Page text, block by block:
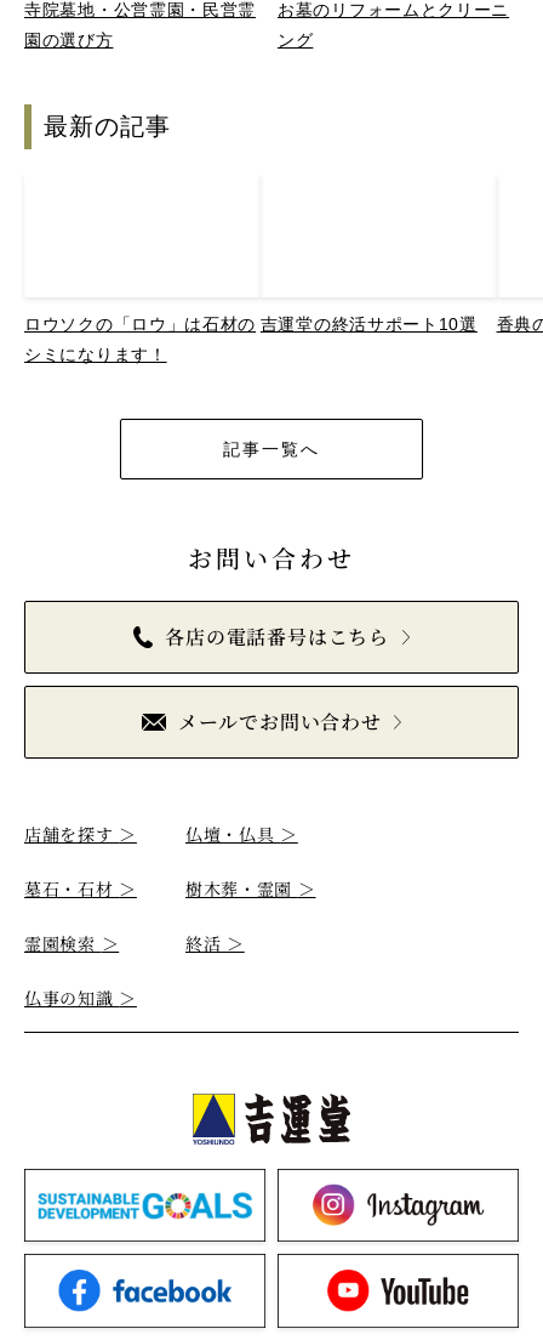
寺院墓地・公営霊園・民営霊
園の選び方
お墓のリフォームとクリーニ
ング
最新の記事
ロウソクの「ロウ」は石材の
シミになります！
吉運堂の終活サポート10選 香典
記事一覧へ
お問い合わせ
各店の電話番号はこちら
メールでお問い合わせ
店舗を探す ＞ 仏壇・仏具 ＞
墓石・石材 ＞ 樹木葬・霊園 ＞
霊園検索 ＞ 終活 ＞
仏事の知識 ＞